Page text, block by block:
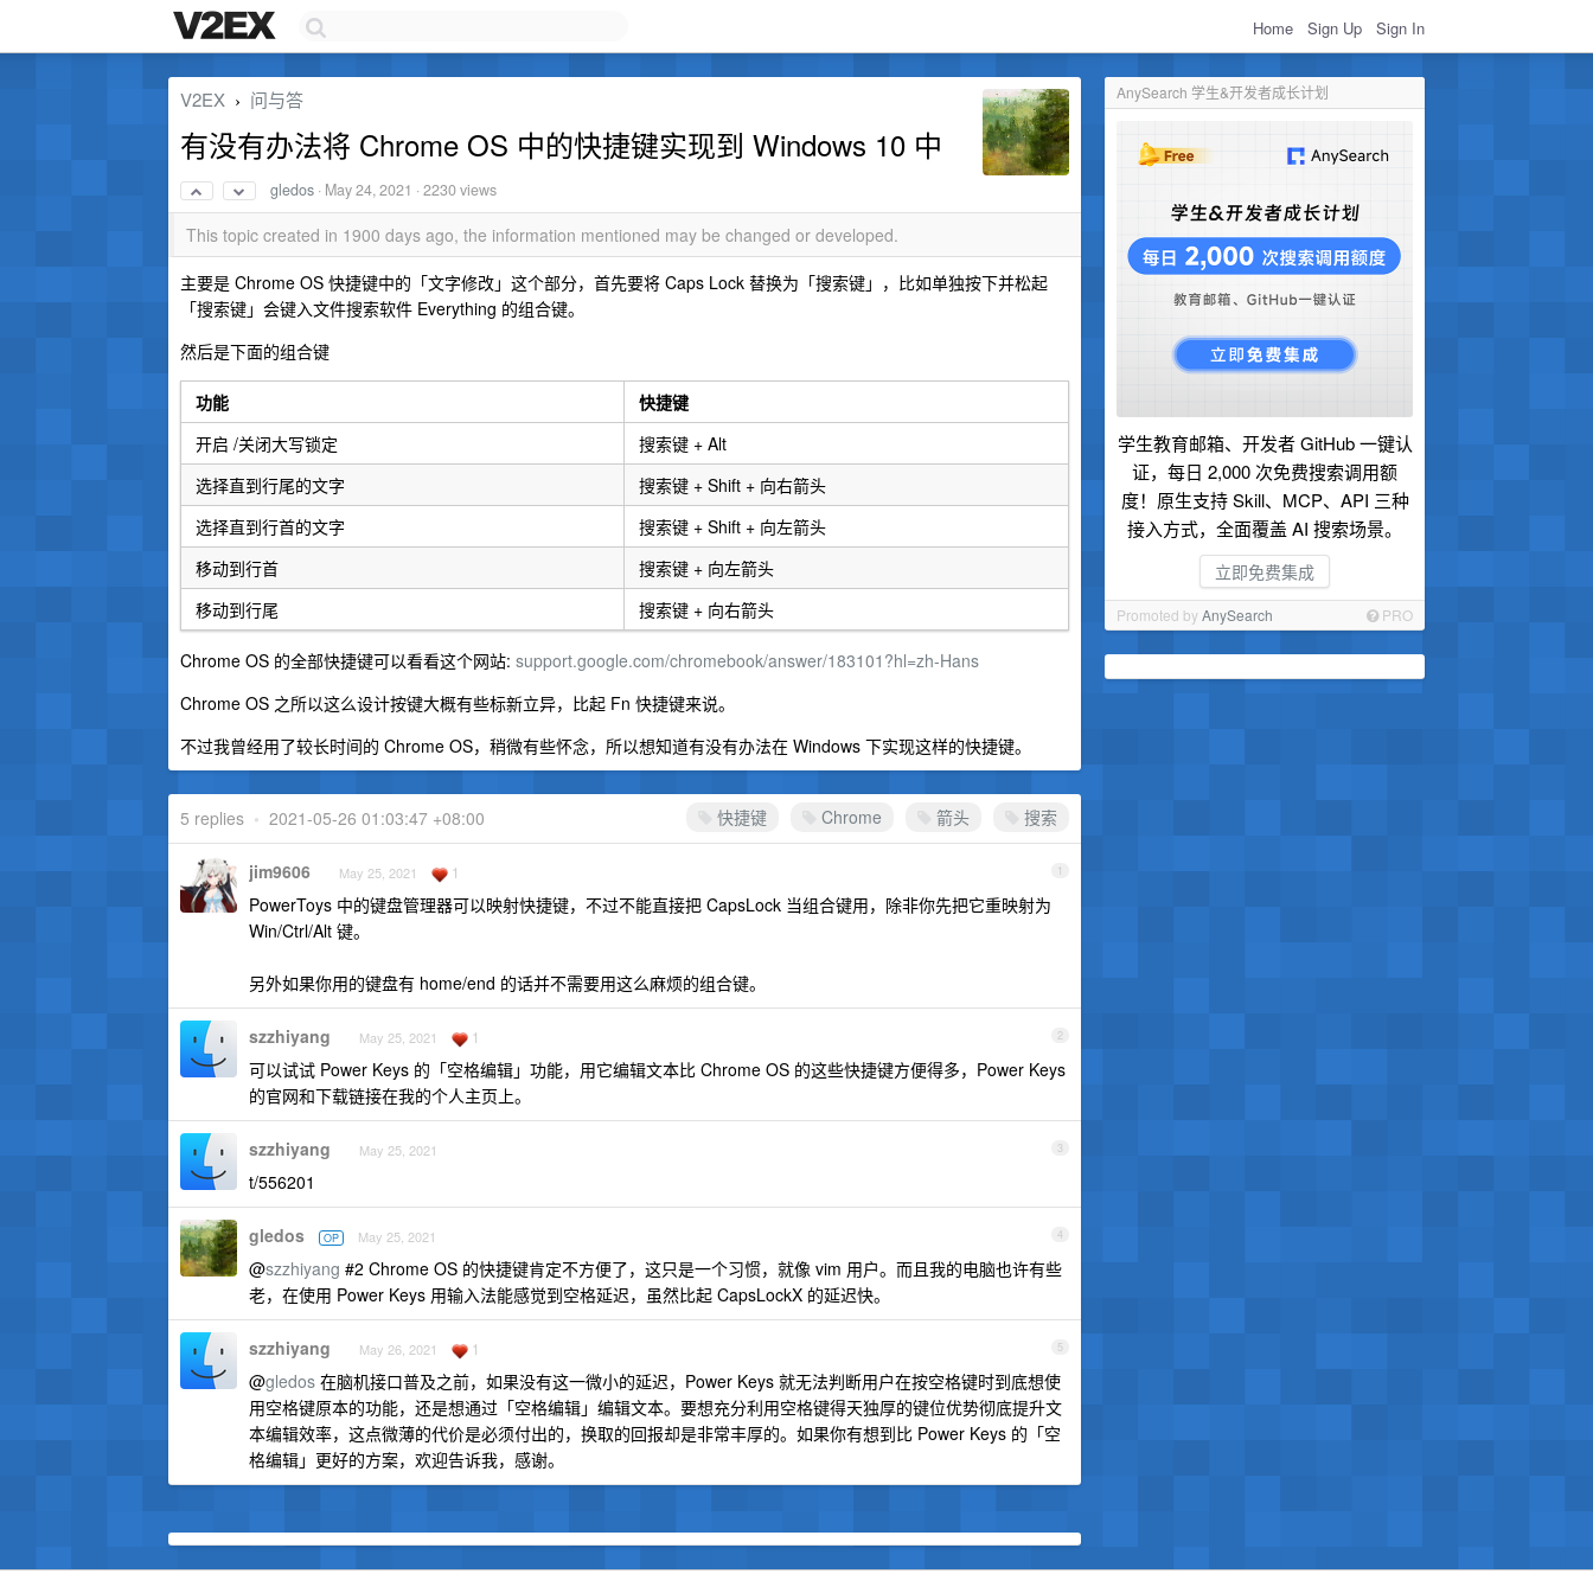
Home Sign Up Sign In
AnySearch 学生&开发者成长计划
学生教育邮箱、开发者 GitHub 一键认
证，每日 2,000 次免费搜索调用额
度！原生支持 Skill、MCP、API 三种
接入方式，全面覆盖 AI 搜索场景。
立即免费集成
Promoted byAnySearch PRO
V2EX › 问与答
有没有办法将 Chrome OS 中的快捷键实现到 Windows 10 中
gledos · May 24, 2021 · 2230 views
This topic created in 1900 days ago, the information mentioned may be changed or developed.
主要是 Chrome OS 快捷键中的「文字修改」这个部分，首先要将 Caps Lock 替换为「搜索键」，比如单独按下并松起
「搜索键」会键入文件搜索软件 Everything 的组合键。
然后是下面的组合键
功能
快捷键
开启 /关闭大写锁定
搜索键 + Alt
选择直到行尾的文字
搜索键 + Shift + 向右箭头
选择直到行首的文字
搜索键 + Shift + 向左箭头
移动到行首
搜索键 + 向左箭头
移动到行尾
搜索键 + 向右箭头
Chrome OS 的全部快捷键可以看看这个网站: support.google.com/chromebook/answer/183101?hl=zh-Hans
Chrome OS 之所以这么设计按键大概有些标新立异，比起 Fn 快捷键来说。
不过我曾经用了较长时间的 Chrome OS，稍微有些怀念，所以想知道有没有办法在 Windows 下实现这样的快捷键。
快捷键 Chrome 箭头 搜索
5 replies • 2021-05-26 01:03:47 +08:00
1
jim9606 May 25, 2021 1
PowerToys 中的键盘管理器可以映射快捷键，不过不能直接把 CapsLock 当组合键用，除非你先把它重映射为
Win/Ctrl/Alt 键。
另外如果你用的键盘有 home/end 的话并不需要用这么麻烦的组合键。
2
szzhiyang May 25, 2021 1
可以试试 Power Keys 的「空格编辑」功能，用它编辑文本比 Chrome OS 的这些快捷键方便得多，Power Keys
的官网和下载链接在我的个人主页上。
3
szzhiyang May 25, 2021
t/556201
4
gledos OP May 25, 2021
@szzhiyang #2 Chrome OS 的快捷键肯定不方便了，这只是一个习惯，就像 vim 用户。而且我的电脑也许有些
老，在使用 Power Keys 用输入法能感觉到空格延迟，虽然比起 CapsLockX 的延迟快。
5
szzhiyang May 26, 2021 1
@gledos 在脑机接口普及之前，如果没有这一微小的延迟，Power Keys 就无法判断用户在按空格键时到底想使
用空格键原本的功能，还是想通过「空格编辑」编辑文本。要想充分利用空格键得天独厚的键位优势彻底提升文
本编辑效率，这点微薄的代价是必须付出的，换取的回报却是非常丰厚的。如果你有想到比 Power Keys 的「空
格编辑」更好的方案，欢迎告诉我，感谢。